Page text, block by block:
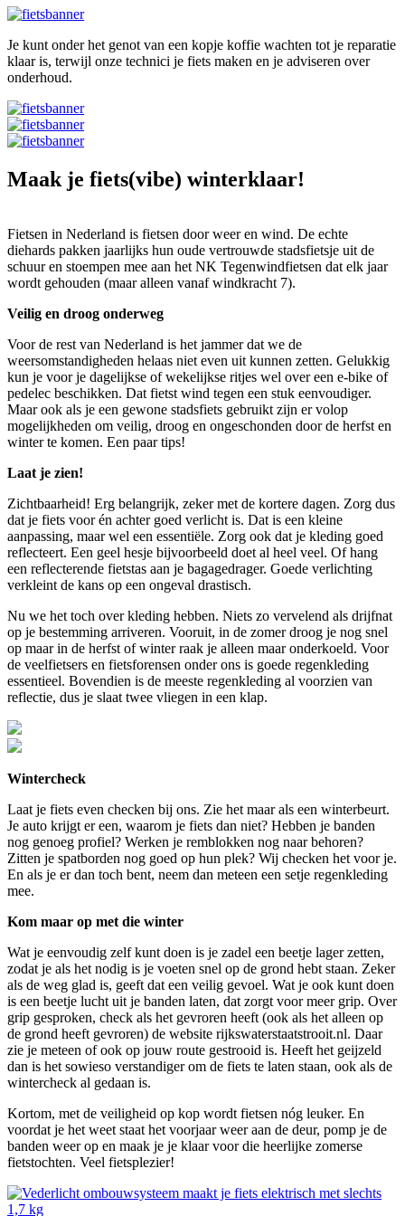
Je kunt onder het genot van een kopje koffie wachten tot je reparatie
klaar is, terwijl onze technici je fiets maken en je adviseren over
onderhoud.
Maak je fiets(vibe) winterklaar!
Fietsen in Nederland is fietsen door weer en wind. De echte
diehards pakken jaarlijks hun oude vertrouwde stadsfietsje uit de
schuur en stoempen mee aan het NK Tegenwindfietsen dat elk jaar
wordt gehouden (maar alleen vanaf windkracht 7).
Veilig en droog onderweg
Voor de rest van Nederland is het jammer dat we de
weersomstandigheden helaas niet even uit kunnen zetten. Gelukkig
kun je voor je dagelijkse of wekelijkse ritjes wel over een e-bike of
pedelec beschikken. Dat fietst wind tegen een stuk eenvoudiger.
Maar ook als je een gewone stadsfiets gebruikt zijn er volop
mogelijkheden om veilig, droog en ongeschonden door de herfst en
winter te komen. Een paar tips!
Laat je zien!
Zichtbaarheid! Erg belangrijk, zeker met de kortere dagen. Zorg dus
dat je fiets voor én achter goed verlicht is. Dat is een kleine
aanpassing, maar wel een essentiële. Zorg ook dat je kleding goed
reflecteert. Een geel hesje bijvoorbeeld doet al heel veel. Of hang
een reflecterende fietstas aan je bagagedrager. Goede verlichting
verkleint de kans op een ongeval drastisch.
Nu we het toch over kleding hebben. Niets zo vervelend als drijfnat
op je bestemming arriveren. Vooruit, in de zomer droog je nog snel
op maar in de herfst of winter raak je alleen maar onderkoeld. Voor
de veelfietsers en fietsforensen onder ons is goede regenkleding
essentieel. Bovendien is de meeste regenkleding al voorzien van
reflectie, dus je slaat twee vliegen in een klap.
Wintercheck
Laat je fiets even checken bij ons. Zie het maar als een winterbeurt.
Je auto krijgt er een, waarom je fiets dan niet? Hebben je banden
nog genoeg profiel? Werken je remblokken nog naar behoren?
Zitten je spatborden nog goed op hun plek? Wij checken het voor je.
En als je er dan toch bent, neem dan meteen een setje regenkleding
mee.
Kom maar op met die winter
Wat je eenvoudig zelf kunt doen is je zadel een beetje lager zetten,
zodat je als het nodig is je voeten snel op de grond hebt staan. Zeker
als de weg glad is, geeft dat een veilig gevoel. Wat je ook kunt doen
is een beetje lucht uit je banden laten, dat zorgt voor meer grip. Over
grip gesproken, check als het gevroren heeft (ook als het alleen op
de grond heeft gevroren) de website rijkswaterstaatstrooit.nl. Daar
zie je meteen of ook op jouw route gestrooid is. Heeft het geijzeld
dan is het sowieso verstandiger om de fiets te laten staan, ook als de
wintercheck al gedaan is.
Kortom, met de veiligheid op kop wordt fietsen nóg leuker. En
voordat je het weet staat het voorjaar weer aan de deur, pomp je de
banden weer op en maak je je klaar voor die heerlijke zomerse
fietstochten. Veel fietsplezier!